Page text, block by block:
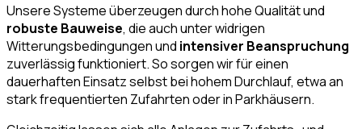
Unsere Systeme überzeugen durch hohe Qualität und
robuste Bauweise, die auch unter widrigen
Witterungsbedingungen und intensiver Beanspruchung
zuverlässig funktioniert. So sorgen wir für einen
dauerhaften Einsatz selbst bei hohem Durchlauf, etwa an
stark frequentierten Zufahrten oder in Parkhäusern.